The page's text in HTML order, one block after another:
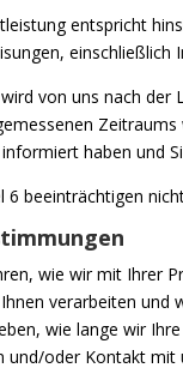
entspricht
von uns nach
haben und
beeinträchtigen
wie wir mit Ihrer
verarbeiten und
wie lange wir
und/oder Kontakt mit